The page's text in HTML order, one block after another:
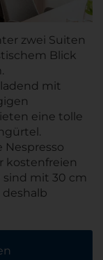
zwei Suiten
Blick
mit
eine tolle
kostenfreien
mit 30 cm